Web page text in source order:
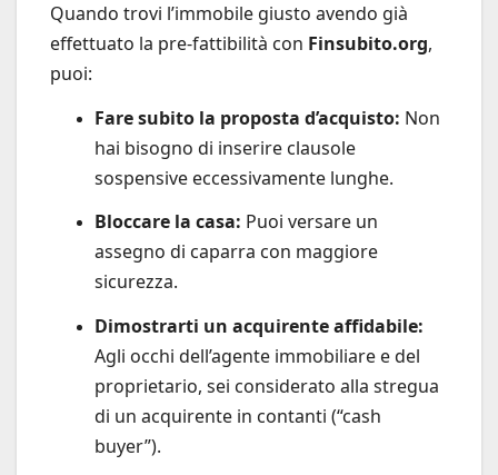
Quando trovi l’immobile giusto avendo già
effettuato la pre-fattibilità con Finsubito.org,
puoi:
Fare subito la proposta d’acquisto: Non
hai bisogno di inserire clausole
sospensive eccessivamente lunghe.
Bloccare la casa: Puoi versare un
assegno di caparra con maggiore
sicurezza.
Dimostrarti un acquirente affidabile:
Agli occhi dell’agente immobiliare e del
proprietario, sei considerato alla stregua
di un acquirente in contanti (“cash
buyer”).